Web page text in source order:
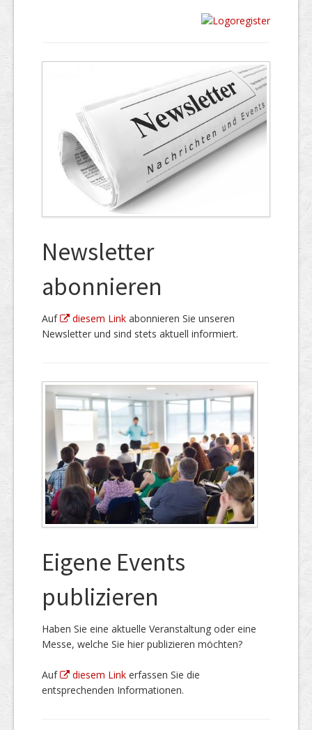
Newsletter
abonnieren
Auf diesem Link abonnieren Sie unseren
Newsletter und sind stets aktuell informiert.
Eigene Events
publizieren
Haben Sie eine aktuelle Veranstaltung oder eine
Messe, welche Sie hier publizieren möchten?
Auf diesem Link erfassen Sie die
entsprechenden Informationen.